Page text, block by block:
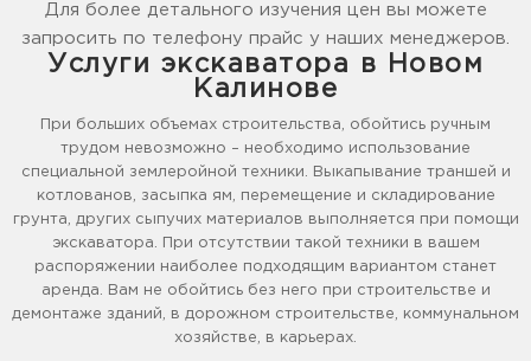
Для более детального изучения цен вы можете
запросить по телефону прайс у наших менеджеров.
Услуги экскаватора в Новом
Калинове
При больших объемах строительства, обойтись ручным
трудом невозможно – необходимо использование
специальной землеройной техники. Выкапывание траншей и
котлованов, засыпка ям, перемещение и складирование
грунта, других сыпучих материалов выполняется при помощи
экскаватора. При отсутствии такой техники в вашем
распоряжении наиболее подходящим вариантом станет
аренда. Вам не обойтись без него при строительстве и
демонтаже зданий, в дорожном строительстве, коммунальном
хозяйстве, в карьерах.